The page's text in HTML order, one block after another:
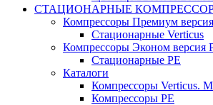
СТАЦИОНАРНЫЕ
Компрессоры Премиум
Стационарные Verticus
Компрессоры Эконом версия
Стационарные PE
Каталоги
Компрессоры Verticus.
Компрессоры PE